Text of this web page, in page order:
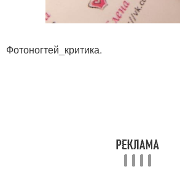
Фотоногтей_критика.